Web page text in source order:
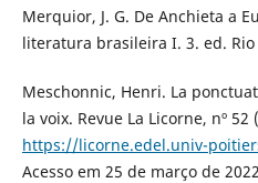
Merquior, J. G. De Anchieta a
literatura brasileira I. 3. ed. Rio
Meschonnic, Henri. La
la voix. Revue La Licorne, nº
https://licorne.edel.univ-
Acesso em 25 de março de